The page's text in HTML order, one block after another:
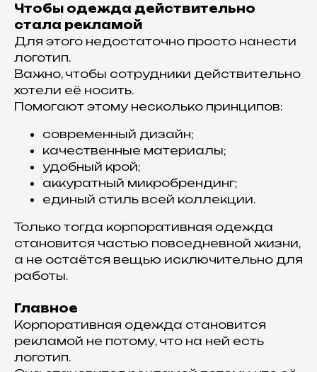
Чтобы одежда действительно
стала рекламой
Для этого недостаточно просто нанести
логотип.
Важно, чтобы сотрудники действительно
хотели её носить.
Помогают этому несколько принципов:
современный дизайн;
качественные материалы;
удобный крой;
аккуратный микробрендинг;
единый стиль всей коллекции.
Только тогда корпоративная одежда
становится частью повседневной жизни,
а не остаётся вещью исключительно для
работы.
Главное
Корпоративная одежда становится
рекламой не потому, что на ней есть
логотип.